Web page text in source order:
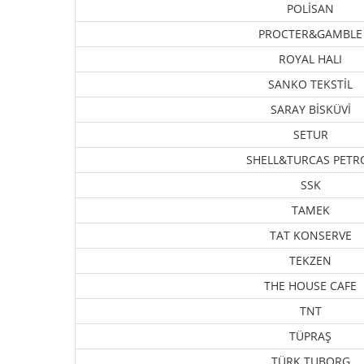
POLİSAN
PROCTER&GAMBLE
ROYAL HALI
SANKO TEKSTİL
SARAY BİSKÜVİ
SETUR
SHELL&TURCAS
SSK
TAMEK
TAT KONSERVE
TEKZEN
THE HOUSE CAFE
TNT
TÜPRAŞ